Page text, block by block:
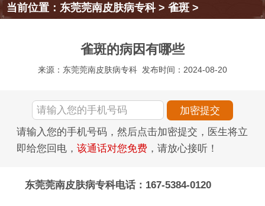
当前位置：东莞莞南皮肤病专科>雀斑 >
雀斑的病因有哪些
来源：东莞莞南皮肤病专科 发布时间：2024-08-20
请输入您的手机号码，然后点击加密提交，医生将立
即给您回电， 该通话对您免费 ，请放心接听！
东莞莞南皮肤病专科电话：167-5384-0120